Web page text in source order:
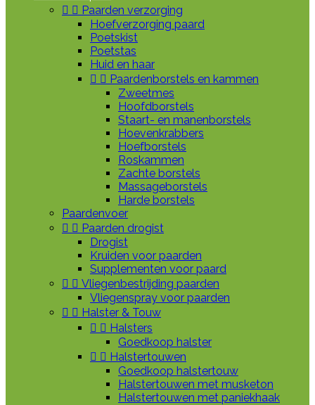
  Paarden verzorging
Hoefverzorging paard
Poetskist
Poetstas
Huid en haar
  Paardenborstels en kammen
Zweetmes
Hoofdborstels
Staart- en manenborstels
Hoevenkrabbers
Hoefborstels
Roskammen
Zachte borstels
Massageborstels
Harde borstels
Paardenvoer
  Paarden drogist
Drogist
Kruiden voor paarden
Supplementen voor paard
  Vliegenbestrijding paarden
Vliegenspray voor paarden
  Halster & Touw
  Halsters
Goedkoop halster
  Halstertouwen
Goedkoop halstertouw
Halstertouwen met musketon
Halstertouwen met paniekhaak